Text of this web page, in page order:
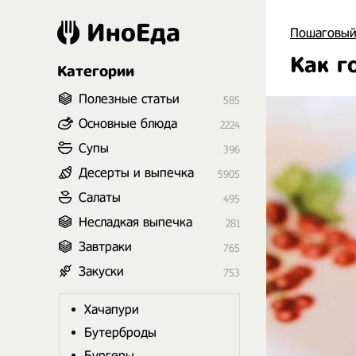
Как
ИноЕда
Категории
Полезные статьи 585
Основные блюда 2224
Супы 396
Десерты и выпечка 5905
Салаты 495
Несладкая выпечка 281
Завтраки 765
Закуски 753
Хачапури
Бутерброды